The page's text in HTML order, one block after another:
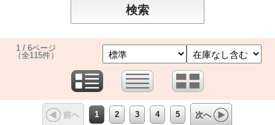
1 / 6ページ
（全115件）
前へ 1 2 3 4 5 次へ